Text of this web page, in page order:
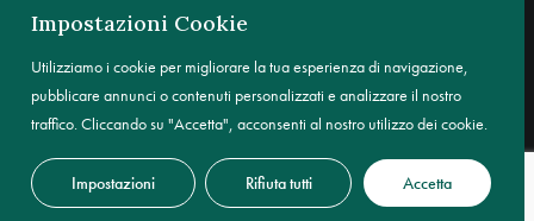
Impostazioni Cookie
Utilizziamo i cookie per migliorare la tua esperienza di navigazione,
pubblicare annunci o contenuti personalizzati e analizzare il nostro
traffico. Cliccando su "Accetta", acconsenti al nostro utilizzo dei cookie.
Impostazioni Rifiuta tutti Accetta
© 2026 Francesco Gozzo. Tutti i diritti riservati